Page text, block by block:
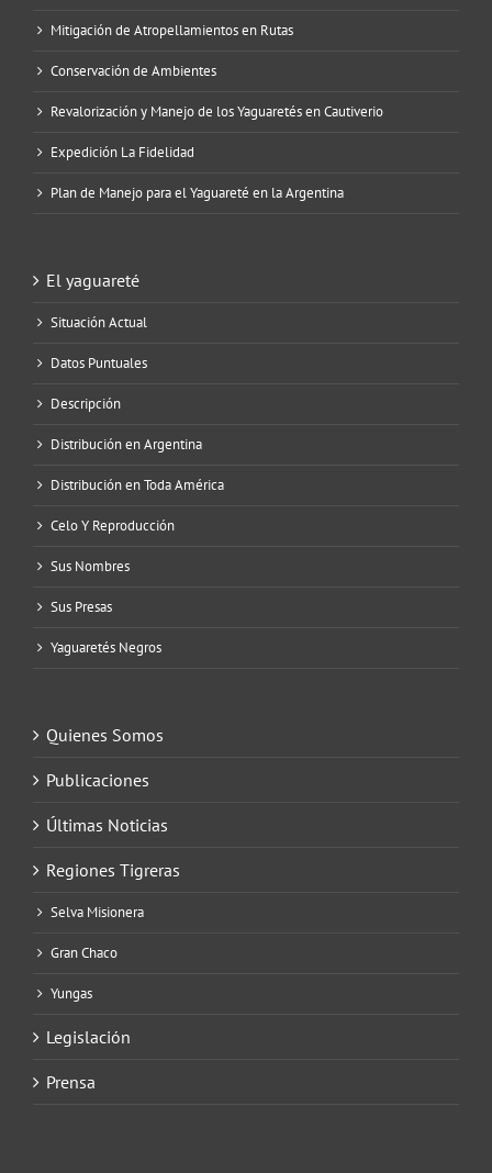
Mitigación de Atropellamientos en Rutas
Conservación de Ambientes
Revalorización y Manejo de los Yaguaretés en Cautiverio
Expedición La Fidelidad
Plan de Manejo para el Yaguareté en la Argentina
El yaguareté
Situación Actual
Datos Puntuales
Descripción
Distribución en Argentina
Distribución en Toda América
Celo Y Reproducción
Sus Nombres
Sus Presas
Yaguaretés Negros
Quienes Somos
Publicaciones
Últimas Noticias
Regiones Tigreras
Selva Misionera
Gran Chaco
Yungas
Legislación
Prensa